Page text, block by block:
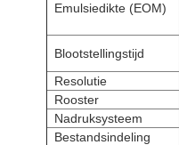
Emulsiedikte (EOM)
Blootstellingstijd
Resolutie
Rooster
Nadruksysteem
Bestandsindeling